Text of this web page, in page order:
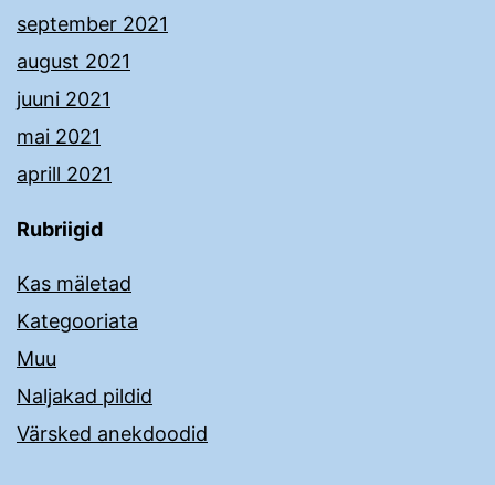
september 2021
august 2021
juuni 2021
mai 2021
aprill 2021
Rubriigid
Kas mäletad
Kategooriata
Muu
Naljakad pildid
Värsked anekdoodid